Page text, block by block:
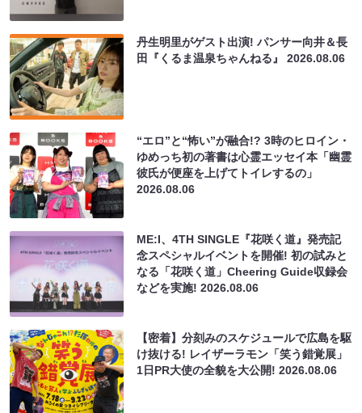
丹生明里がゲスト出演! パンサー向井＆長
田『くるま温泉ちゃんねる』2026.08.06
“エロ”と“怖い”が融合!? 3時のヒロイン・
ゆめっち初の著書は心霊エッセイ本「幽霊
彼氏が便座を上げてトイレするの」
2026.08.06
ME:I、4TH SINGLE『花咲く道』発売記
念スペシャルイベントを開催! 初の試みと
なる「花咲く道」Cheering Guide収録会
などを実施!2026.08.06
【密着】分刻みのスケジュールで広島を駆
け抜ける! レイザーラモン「笑う錯覚展」
1日PR大使の全貌を大公開!2026.08.06